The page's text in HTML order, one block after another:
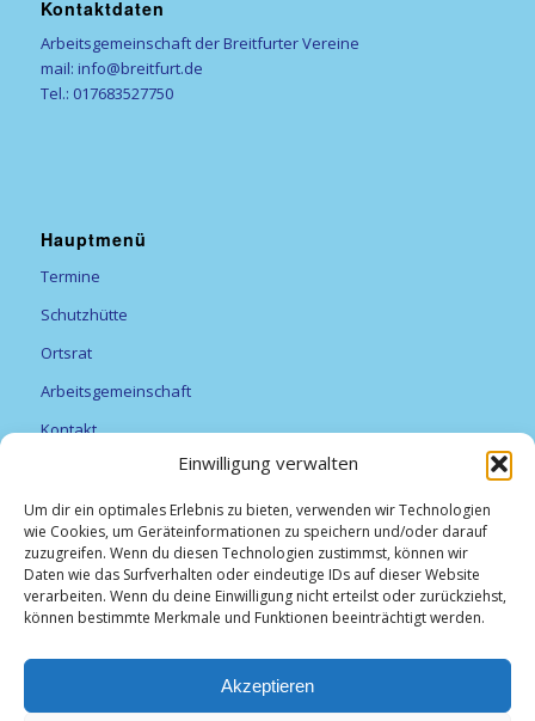
Einwilligung verwalten
Um dir ein optimales Erlebnis zu bieten, verwenden wir Technologien
wie Cookies, um Geräteinformationen zu speichern und/oder darauf
zuzugreifen. Wenn du diesen Technologien zustimmst, können wir
Daten wie das Surfverhalten oder eindeutige IDs auf dieser Website
verarbeiten. Wenn du deine Einwilligung nicht erteilst oder zurückziehst,
können bestimmte Merkmale und Funktionen beeinträchtigt werden.
Akzeptieren
Kontaktdaten
Arbeitsgemeinschaft der Breitfurter Vereine
mail: info@breitfurt.de
Tel.: 017683527750
Hauptmenü
Termine
Schutzhütte
Ortsrat
Arbeitsgemeinschaft
Kontakt
Feuerwehr
Förderverein Alexanderturm
Obst- und Gartenbauverein Breitfurt e.V.